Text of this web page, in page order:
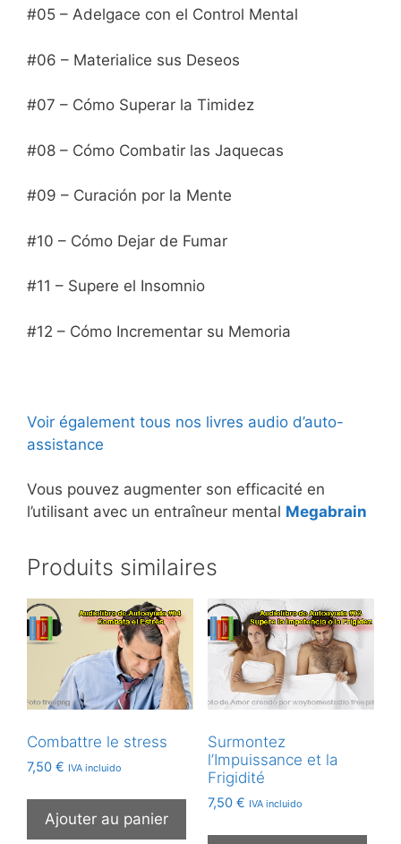
#05 – Adelgace con el Control Mental
#06 – Materialice sus Deseos
#07 – Cómo Superar la Timidez
#08 – Cómo Combatir las Jaquecas
#09 – Curación por la Mente
#10 – Cómo Dejar de Fumar
#11 – Supere el Insomnio
#12 – Cómo Incrementar su Memoria
Voir également tous nos livres audio d’auto-
assistance
Vous pouvez augmenter son efficacité en
l’utilisant avec un entraîneur mental Megabrain
Produits similaires
Combattre le stress
7,50 € IVA incluido
Ajouter au panier
Surmontez
l’Impuissance et la
Frigidité
7,50 € IVA incluido